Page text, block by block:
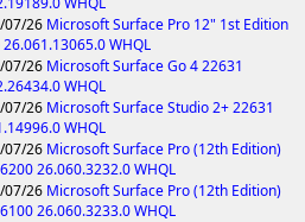
07/26 Microsoft Surface Pro 12" 1st Edition
WHQL
07/26 Microsoft Surface Go 4 22631
WHQL
07/26 Microsoft Surface Studio 2+ 22631
WHQL
07/26 Microsoft Surface Pro (12th Edition)
26.060.3232.0 WHQL
07/26 Microsoft Surface Pro (12th Edition)
26.060.3233.0 WHQL